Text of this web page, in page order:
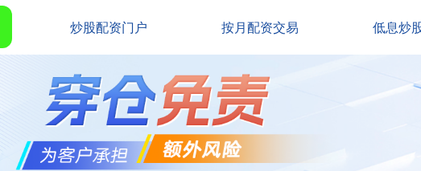
炒股配资门户 按月配资交易 低息炒